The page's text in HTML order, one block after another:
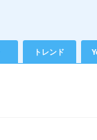
トレンド